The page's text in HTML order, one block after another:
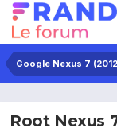
Google Nexus 7
Root Nexus